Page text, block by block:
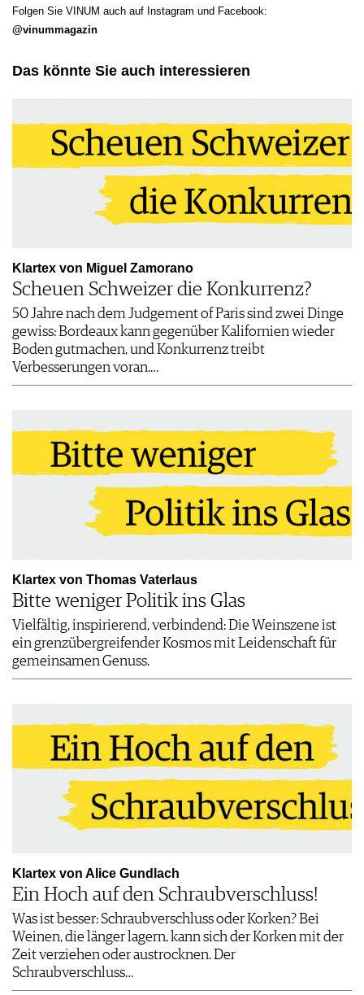
Folgen Sie VINUM auch auf Instagram und Facebook:
@vinummagazin
Das könnte Sie auch interessieren
Klartex von Miguel Zamorano
Scheuen Schweizer die Konkurrenz?
50 Jahre nach dem Judgement of Paris sind zwei Dinge
gewiss: Bordeaux kann gegenüber Kalifornien wieder
Boden gut­machen, und Konkurrenz treibt
Verbesserungen voran.…
Klartex von Thomas Vaterlaus
Bitte weniger Politik ins Glas
Vielfältig, inspirierend, verbindend: Die Weinszene ist
ein grenzübergreifender Kosmos mit Leidenschaft für
gemeinsamen Genuss.
Klartex von Alice Gundlach
Ein Hoch auf den Schraubverschluss!
Was ist besser: Schraubverschluss oder Korken? Bei
Weinen, die länger lagern, kann sich der Korken mit der
Zeit verziehen oder austrocknen. Der
Schraubverschluss…